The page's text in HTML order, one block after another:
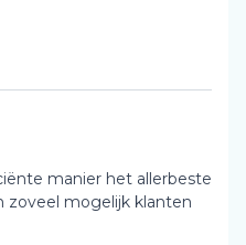
manier het allerbeste
zoveel mogelijk klanten